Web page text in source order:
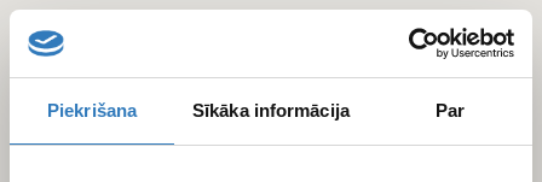
Piekrišana Sīkāka informācija Par
Skip
main
content